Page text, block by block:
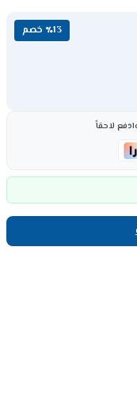
٪13 خصم
لاحقاً